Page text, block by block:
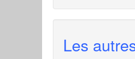
Les